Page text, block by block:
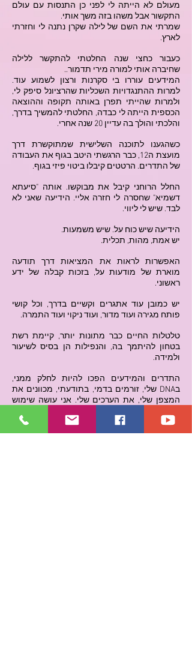
מעולם לא הייתה לי לפני כן התנסות עם עולם
התקשור אבל משהו בזה משך אותי.
שמרתי את השם של לילה שקרן נתנה לי וחזרתי
לארץ.
כעבור כחצי שנה החלטתי להתקשר ללילה
שחיברה אותי למורה מירי תדמור..
המידעים עוררו בי סקרנות ורצון לשמוע עוד.
למרות ההתנגדויות השכליות שהרציונל סיפק לי,
ולמרות שהייתי תפרן באותה תקופה וההוצאה
הכספית הייתה לי כבדה, החלטתי להמשיך בדרך,
והלכתי והולך בה עדיין 20 שנה אחרי.
כשהגענו לתוכנה השלישית שמתוקשרת דרך
מועצת ה12, כבר הרגשתי היטב בגוף את העבודה
של התדרים. הרטטים קיבלו ביטוי פיזי בגוף.
החלל הרוחני קיבל את מבוקשו. אותה "סיעתא
דשמיא" שחסרה לי חזרה אליי. הידיעה שאני לא
לבד. שיש לי ליווי.
הידיעה שיש כוח על. שיש משמעות.
יש אמת, מהות, תכלית.
האפשרות לראות את המציאות דרך תודעה
מוארת של מודעות על, בזכות קבלה של ידע
ראשוני.
יש כמובן עוד אתגרים וקשיים בדרך, וכל קושי
פותח מגירה ועוד מדור, ועוד ניקוי ועוד התמרה.
טלטלות החיים כבר מתונות יותר, קיימת רשת
בטחון להיתמך בה, והנפילות הן בסיס לשיעור
ולמידה.
התדרים והמידעים הפכו להיות לחלק ממני,
בDNA שלי, זורמים בדמי, בתודעתי, מכוונים את
המצפן שלי, את הערכים שלי. אני עושה שימוש
הם נוכחים בעבודה שלי כיועץ למנהלים בארגונים,
בהרצאות שלי, בהורות שלי, ובחוויות היומיום.